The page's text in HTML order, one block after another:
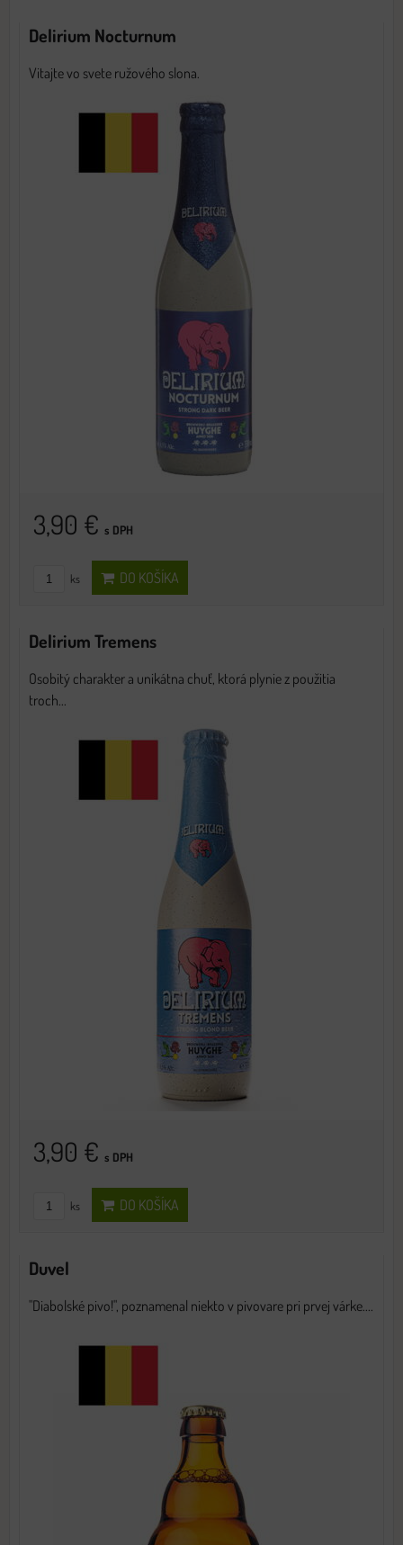
Delirium Nocturnum
Vitajte vo svete ružového slona.
3,90 € s DPH
ks DO KOŠÍKA
Delirium Tremens
Osobitý charakter a unikátna chuť, ktorá plynie z použitia
troch...
3,90 € s DPH
ks DO KOŠÍKA
Duvel
"Diabolské pivo!", poznamenal niekto v pivovare pri prvej várke....